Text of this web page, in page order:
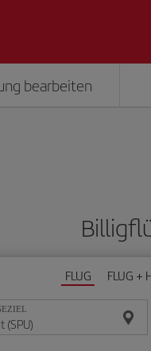
bearbeiten
FLUG FLUG +